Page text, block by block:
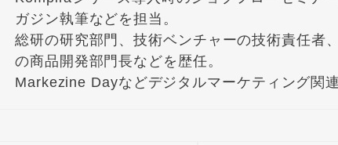
ガジン執筆などを担当。
総研の研究部門、技術ベンチャーの技術責任者
の商品開発部門長などを歴任。
Markezine Dayなどデジタルマーケティング関